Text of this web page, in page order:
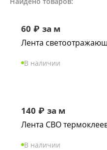
60 ₽ за м
Лента
В наличии
140 ₽ за м
Лента СВО
В наличии